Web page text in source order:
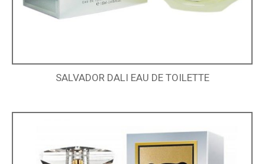
SALVADOR DALI EAU DE TOILETTE